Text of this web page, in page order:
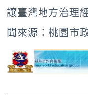
讓臺灣地方治理
聞來源：桃園市